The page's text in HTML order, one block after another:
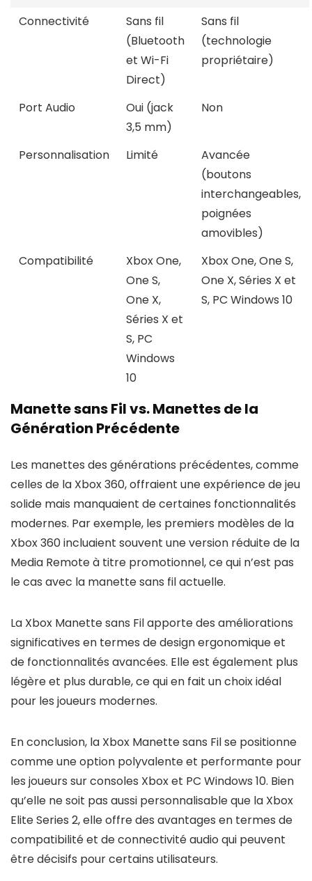
Connectivité
Sans fil
(Bluetooth
et Wi-Fi
Direct)
Sans fil
(technologie
propriétaire)
Port Audio
Oui (jack
3,5 mm)
Non
Personnalisation Limité
Avancée
(boutons
interchangeables,
poignées
amovibles)
Compatibilité
Xbox One,
One S,
One X,
Séries X et
S, PC
Windows
10
Xbox One, One S,
One X, Séries X et
S, PC Windows 10
Manette sans Fil vs. Manettes de la
Génération Précédente
Les manettes des générations précédentes, comme
celles de la Xbox 360, offraient une expérience de jeu
solide mais manquaient de certaines fonctionnalités
modernes. Par exemple, les premiers modèles de la
Xbox 360 incluaient souvent une version réduite de la
Media Remote à titre promotionnel, ce qui n’est pas
le cas avec la manette sans fil actuelle.
La Xbox Manette sans Fil apporte des améliorations
significatives en termes de design ergonomique et
de fonctionnalités avancées. Elle est également plus
légère et plus durable, ce qui en fait un choix idéal
pour les joueurs modernes.
En conclusion, la Xbox Manette sans Fil se positionne
comme une option polyvalente et performante pour
les joueurs sur consoles Xbox et PC Windows 10. Bien
qu’elle ne soit pas aussi personnalisable que la Xbox
Elite Series 2, elle offre des avantages en termes de
compatibilité et de connectivité audio qui peuvent
être décisifs pour certains utilisateurs.